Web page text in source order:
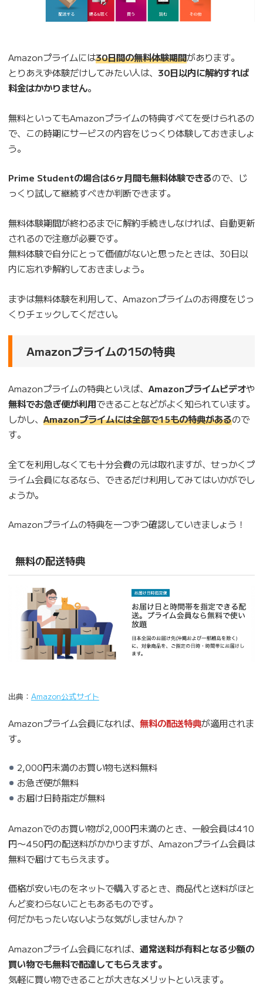
Amazonプライムには30日間の無料体験期間があります。
とりあえず体験だけしてみたい人は、 30日以内に解約すれば
料金はかかりません。
無料といってもAmazonプライムの特典すべてを受けられるの
で、この時期にサービスの内容をじっくり体験しておきましょ
う。
Prime Studentの場合は6ヶ月間も無料体験できるので、じ
っくり試して継続すべきか判断できます。
無料体験期間が終わるまでに解約手続きしなければ、自動更新
されるので注意が必要です。
無料体験で自分にとって価値がないと思ったときは、30日以
内に忘れず解約しておきましょう。
まずは無料体験を利用して、Amazonプライムのお得度をじっ
くりチェックしてください。
Amazonプライムの15の特典
Amazonプライムの特典といえば、 Amazonプライムビデオや
無料でお急ぎ便が利用できることなどがよく知られています。
しかし、 Amazonプライムには全部で15もの特典があるので
す。
全てを利用しなくても十分会費の元は取れますが、せっかくプ
ライム会員になるなら、できるだけ利用してみてはいかがでし
ょうか。
Amazonプライムの特典を一つずつ確認していきましょう！
無料の配送特典
出典： Amazon公式サイト
Amazonプライム会員になれば、 無料の配送特典が適用されま
す。
2,000円未満のお買い物も送料無料
お急ぎ便が無料
お届け日時指定が無料
Amazonでのお買い物が2,000円未満のとき、一般会員は410
円〜450円の配送料がかかりますが、Amazonプライム会員は
無料で届けてもらえます。
価格が安いものをネットで購入するとき、商品代と送料がほと
んど変わらないこともあるものです。
何だかもったいないような気がしませんか？
Amazonプライム会員になれば、 通常送料が有料となる少額の
買い物でも無料で配達してもらえます。
気軽に買い物できることが大きなメリットといえます。